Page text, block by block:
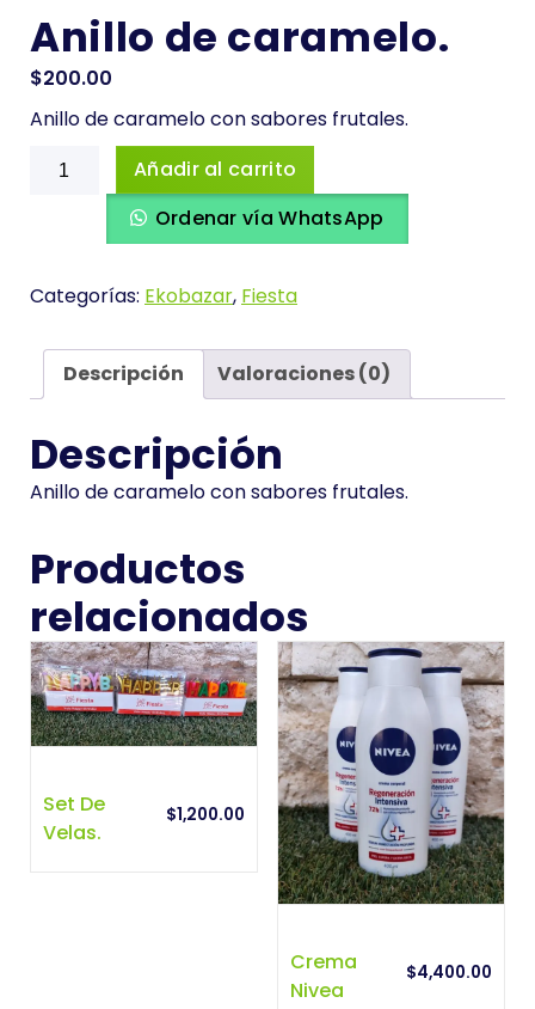
Anillo de caramelo.
$200.00
Anillo de caramelo con sabores frutales.
Anillo
cantidad
Añadir al carrito
Ordenar vía WhatsApp
Categorías: Ekobazar, Fiesta
Descripción Valoraciones (0)
Descripción
Anillo de caramelo con sabores frutales.
Productos
relacionados
Set De
Velas.
$1,200.00
Crema
Nivea
$4,400.00